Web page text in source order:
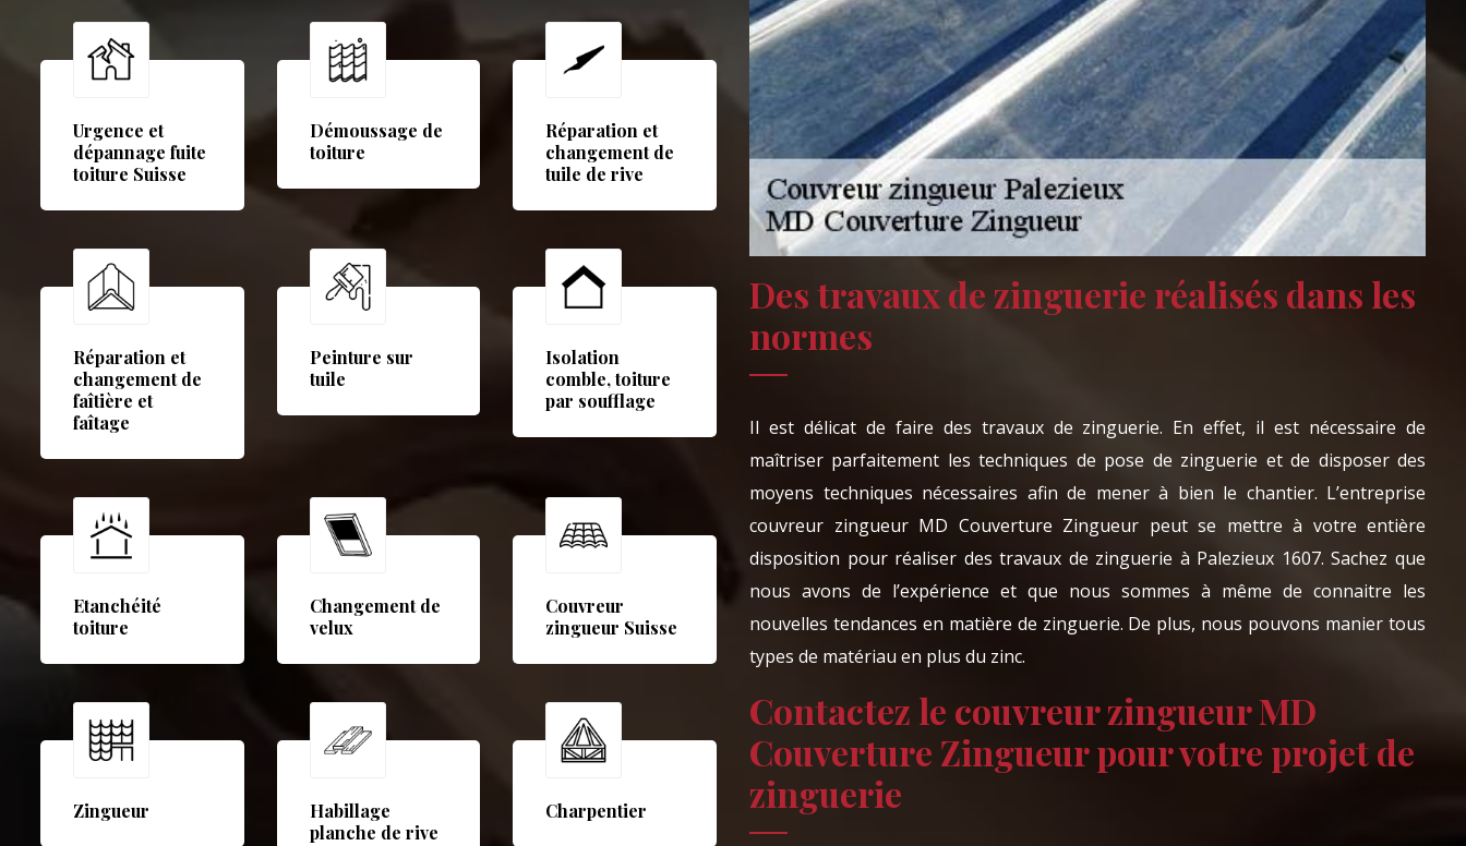
Urgence et
dépannage fuite
toiture Suisse
Démoussage de
toiture
Réparation et
changement de
tuile de rive
Réparation et
changement de
faîtière et
faîtage
Peinture sur
tuile
Isolation
comble, toiture
par soufflage
Etanchéité
toiture
Changement de
velux
Couvreur
zingueur Suisse
Zingueur
Habillage
planche de rive
Charpentier
Des travaux de zinguerie réalisés dans les
normes
Il est délicat de faire des travaux de zinguerie. En effet, il est nécessaire de
maîtriser parfaitement les techniques de pose de zinguerie et de disposer des
moyens techniques nécessaires afin de mener à bien le chantier. L’entreprise
couvreur zingueur MD Couverture Zingueur peut se mettre à votre entière
disposition pour réaliser des travaux de zinguerie à Palezieux 1607. Sachez que
nous avons de l’expérience et que nous sommes à même de connaitre les
nouvelles tendances en matière de zinguerie. De plus, nous pouvons manier tous
types de matériau en plus du zinc.
Contactez le couvreur zingueur MD
Couverture Zingueur pour votre projet de
zinguerie